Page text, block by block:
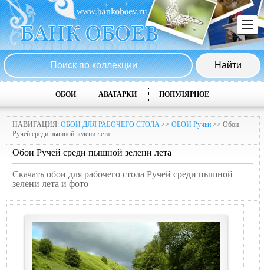
ОБОИ АВАТАРКИ ПОПУЛЯРНОЕ
НАВИГАЦИЯ: ОБОИ ДЛЯ РАБОЧЕГО СТОЛА >> ОБОИ Ручьи >> Обои
Ручей среди пышной зелени лета
Обои Ручей среди пышной зелени лета
Скачать обои для рабочего стола Ручей среди пышной
зелени лета и фото